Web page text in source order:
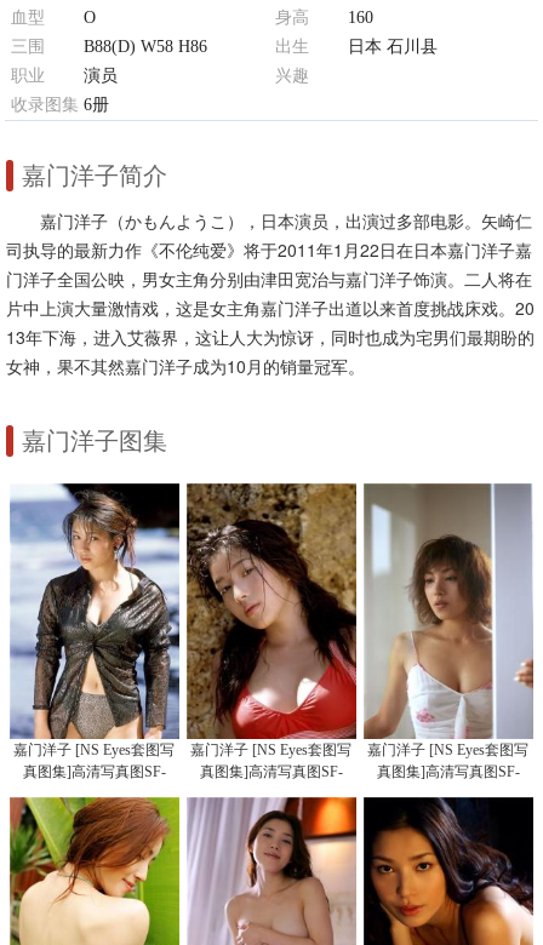
血型
O 身高
160
三围
B88(D) W58 H86 出生
日本 石川县
职业
演员
兴趣
收录图集 6册
嘉门洋子简介
嘉门洋子（かもんようこ），日本演员，出演过多部电影。矢崎仁
司执导的最新力作《不伦纯爱》将于2011年1月22日在日本嘉门洋子嘉
门洋子全国公映，男女主角分别由津田宽治与嘉门洋子饰演。二人将在
片中上演大量激情戏，这是女主角嘉门洋子出道以来首度挑战床戏。20
13年下海，进入艾薇界，这让人大为惊讶，同时也成为宅男们最期盼的
女神，果不其然嘉门洋子成为10月的销量冠军。
嘉门洋子图集
嘉门洋子 [NS Eyes套图写
真图集]高清写真图SF-
No.145
嘉门洋子 [NS Eyes套图写
真图集]高清写真图SF-
No.146
嘉门洋子 [NS Eyes套图写
真图集]高清写真图SF-
No.130